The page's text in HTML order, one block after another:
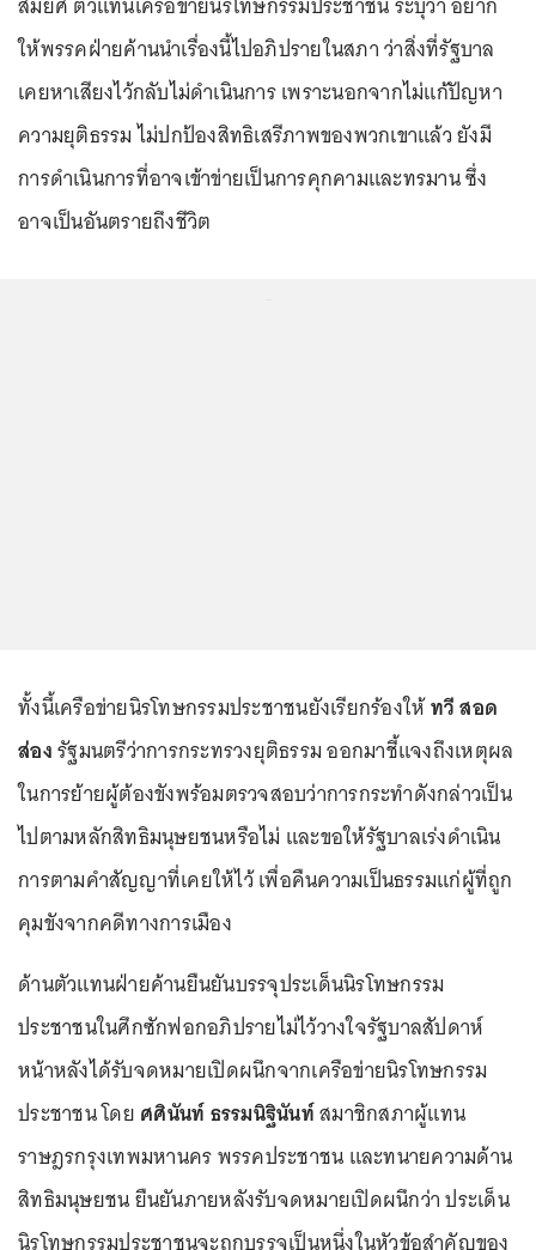
ให้พรรคฝ่ายค้านนำเรื่องนี้ไปอภิปรายในสภา ว่าสิ่งที่รัฐบาล
เคยหาเสียงไว้กลับไม่ดำเนินการ เพราะนอกจากไม่แก้ปัญหา
ความยุติธรรม ไม่ปกป้องสิทธิเสรีภาพของพวกเขาแล้ว ยังมี
การดำเนินการที่อาจเข้าข่ายเป็นการคุกคามและทรมาน ซึ่ง
อาจเป็นอันตรายถึงชีวิต
ทั้งนี้เครือข่ายนิรโทษกรรมประชาชนยังเรียกร้องให้ทวี สอด
ส่องรัฐมนตรีว่าการกระทรวงยุติธรรม ออกมาชี้แจงถึงเหตุผล
ในการย้ายผู้ต้องขังพร้อมตรวจสอบว่าการกระทำดังกล่าวเป็น
ไปตามหลักสิทธิมนุษยชนหรือไม่ และขอให้รัฐบาลเร่งดำเนิน
การตามคำสัญญาที่เคยให้ไว้ เพื่อคืนความเป็นธรรมแก่ผู้ที่ถูก
คุมขังจากคดีทางการเมือง
ด้านตัวแทนฝ่ายค้านยืนยันบรรจุประเด็นนิรโทษกรรม
ประชาชนในศึกซักฟอกอภิปรายไม่ไว้วางใจรัฐบาลสัปดาห์
หน้าหลังได้รับจดหมายเปิดผนึกจากเครือข่ายนิรโทษกรรม
ประชาชน โดย ศศินันท์ ธรรมนิฐินันท์สมาชิกสภาผู้แทน
ราษฎรกรุงเทพมหานคร พรรคประชาชน และทนายความด้าน
สิทธิมนุษยชน ยืนยันภายหลังรับจดหมายเปิดผนึกว่า ประเด็น
นิรโทษกรรมประชาชนจะถูกบรรจุเป็นหนึ่งในหัวข้อสำคัญของ